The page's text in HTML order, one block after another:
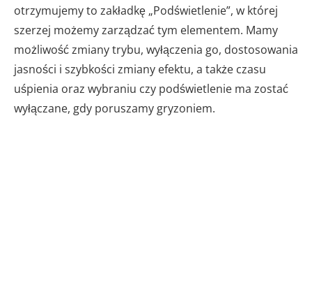
otrzymujemy to zakładkę „Podświetlenie”, w której
szerzej możemy zarządzać tym elementem. Mamy
możliwość zmiany trybu, wyłączenia go, dostosowania
jasności i szybkości zmiany efektu, a także czasu
uśpienia oraz wybraniu czy podświetlenie ma zostać
wyłączane, gdy poruszamy gryzoniem.